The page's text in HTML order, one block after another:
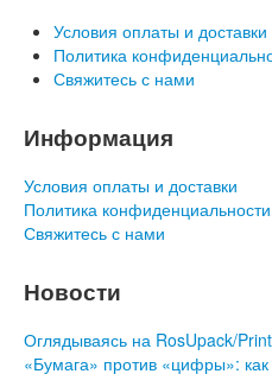
Условия оплаты и доставки
Политика
Свяжитесь с нами
Информация
Условия оплаты и доставки
Политика конфиденциальности
Свяжитесь с нами
Новости
Оглядываясь на RosUpack/
«Бумага» против «цифры»: